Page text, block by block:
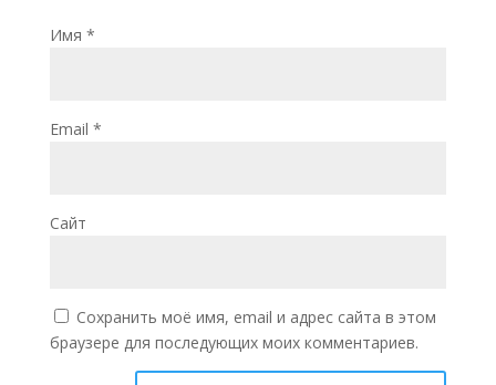
Имя *
Email *
Сайт
Сохранить моё имя, email и адрес сайта в этом
браузере для последующих моих комментариев.